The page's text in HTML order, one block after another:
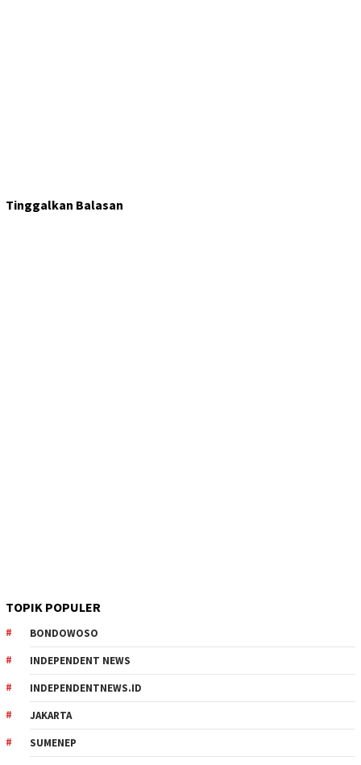
Tinggalkan Balasan
TOPIK POPULER
BONDOWOSO
INDEPENDENT NEWS
INDEPENDENTNEWS.ID
JAKARTA
SUMENEP